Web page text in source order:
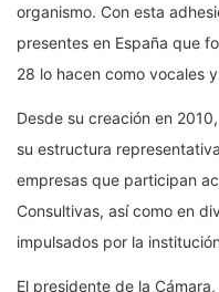
organismo. Con esta
presentes en España que
28 lo hacen como vocales
Desde su creación en
su estructura
empresas que participan
Consultivas, así como en
impulsados por la
El presidente de la